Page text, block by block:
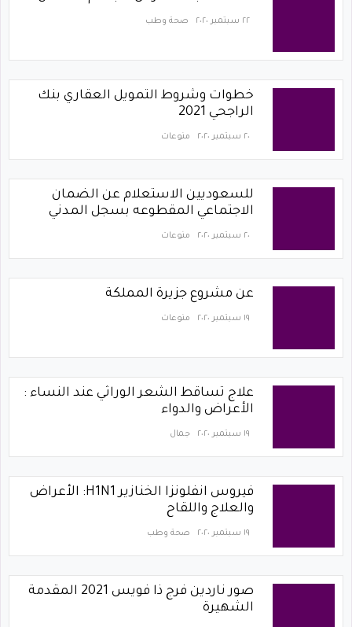
٢٢ سبتمبر ٢٠٢٠ صحة وطب
خطوات وشروط التمويل العقاري بنك
الراجحي 2021
٢٠ سبتمبر ٢٠٢٠ منوعات
للسعوديين الاستعلام عن الضمان
الاجتماعي المقطوعه بسجل المدني
٢٠ سبتمبر ٢٠٢٠ منوعات
عن مشروع جزيرة المملكة
١٩ سبتمبر ٢٠٢٠ منوعات
علاج تساقط الشعر الوراثي عند النساء :
الأعراض والدواء
١٩ سبتمبر ٢٠٢٠ جمال
فيروس انفلونزا الخنازير H1N1: الأعراض
والعلاج واللقاح
١٩ سبتمبر ٢٠٢٠ صحة وطب
صور ناردين فرج ذا فويس 2021 المقدمة
الشهيرة